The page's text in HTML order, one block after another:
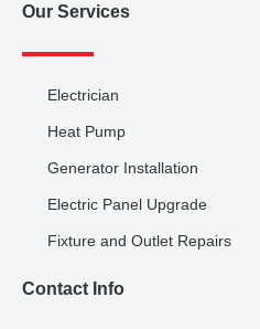
Our Services
Electrician
Heat Pump
Generator Installation
Electric Panel Upgrade
Fixture and Outlet Repairs
Contact Info